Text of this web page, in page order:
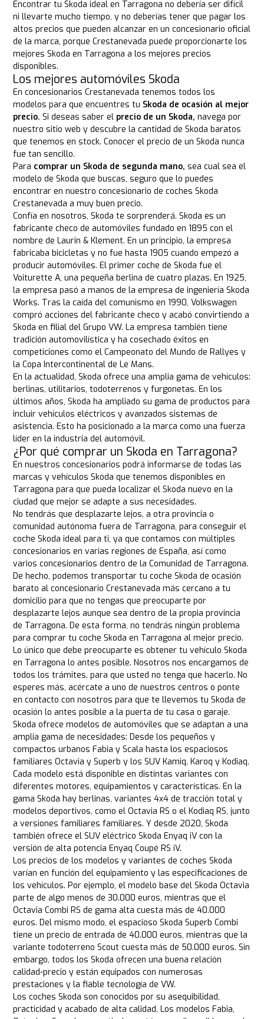
Encontrar tu Skoda ideal en Tarragona no debería ser difícil
ni llevarte mucho tiempo, y no deberías tener que pagar los
altos precios que pueden alcanzar en un concesionario oficial
de la marca, porque Crestanevada puede proporcionarte los
mejores Skoda en Tarragona a los mejores precios
disponibles.
Los mejores automóviles Skoda
En concesionarios Crestanevada tenemos todos los
modelos para que encuentres tu Skoda de ocasión al mejor
precio. Si deseas saber el precio de un Skoda, navega por
nuestro sitio web y descubre la cantidad de Skoda baratos
que tenemos en stock. Conocer el precio de un Skoda nunca
fue tan sencillo.
Para comprar un Skoda de segunda mano, sea cual sea el
modelo de Skoda que buscas, seguro que lo puedes
encontrar en nuestro concesionario de coches Skoda
Crestanevada a muy buen precio.
Confía en nosotros, Skoda te sorprenderá. Skoda es un
fabricante checo de automóviles fundado en 1895 con el
nombre de Laurin & Klement. En un principio, la empresa
fabricaba bicicletas y no fue hasta 1905 cuando empezó a
producir automóviles. El primer coche de Skoda fue el
Voiturette A, una pequeña berlina de cuatro plazas. En 1925,
la empresa pasó a manos de la empresa de ingeniería Skoda
Works. Tras la caída del comunismo en 1990, Volkswagen
compró acciones del fabricante checo y acabó convirtiendo a
Skoda en filial del Grupo VW. La empresa también tiene
tradición automovilística y ha cosechado éxitos en
competiciones como el Campeonato del Mundo de Rallyes y
la Copa Intercontinental de Le Mans.
En la actualidad, Skoda ofrece una amplia gama de vehículos:
berlinas, utilitarios, todoterrenos y furgonetas. En los
últimos años, Skoda ha ampliado su gama de productos para
incluir vehículos eléctricos y avanzados sistemas de
asistencia. Esto ha posicionado a la marca como una fuerza
líder en la industria del automóvil.
¿Por qué comprar un Skoda en Tarragona?
En nuestros concesionarios podrá informarse de todas las
marcas y vehículos Skoda que tenemos disponibles en
Tarragona para que pueda localizar el Skoda nuevo en la
ciudad que mejor se adapte a sus necesidades.
No tendrás que desplazarte lejos, a otra provincia o
comunidad autónoma fuera de Tarragona, para conseguir el
coche Skoda ideal para ti, ya que contamos con múltiples
concesionarios en varias regiones de España, así como
varios concesionarios dentro de la Comunidad de Tarragona.
De hecho, podemos transportar tu coche Skoda de ocasión
barato al concesionario Crestanevada más cercano a tu
domicilio para que no tengas que preocuparte por
desplazarte lejos aunque sea dentro de la propia provincia
de Tarragona. De esta forma, no tendrás ningún problema
para comprar tu coche Skoda en Tarragona al mejor precio.
Lo único que debe preocuparte es obtener tu vehículo Skoda
en Tarragona lo antes posible. Nosotros nos encargamos de
todos los trámites, para que usted no tenga que hacerlo. No
esperes más, acércate a uno de nuestros centros o ponte
en contacto con nosotros para que te llevemos tu Skoda de
ocasión lo antes posible a la puerta de tu casa o garaje.
Skoda ofrece modelos de automóviles que se adaptan a una
amplia gama de necesidades: Desde los pequeños y
compactos urbanos Fabia y Scala hasta los espaciosos
familiares Octavia y Superb y los SUV Kamiq, Karoq y Kodiaq.
Cada modelo está disponible en distintas variantes con
diferentes motores, equipamientos y características. En la
gama Skoda hay berlinas, variantes 4x4 de tracción total y
modelos deportivos, como el Octavia RS o el Kodiaq RS, junto
a versiones familiares familiares. Y desde 2020, Skoda
también ofrece el SUV eléctrico Skoda Enyaq iV con la
versión de alta potencia Enyaq Coupé RS iV.
Los precios de los modelos y variantes de coches Skoda
varían en función del equipamiento y las especificaciones de
los vehículos. Por ejemplo, el modelo base del Skoda Octavia
parte de algo menos de 30.000 euros, mientras que el
Octavia Combi RS de gama alta cuesta más de 40.000
euros. Del mismo modo, el espacioso Skoda Superb Combi
tiene un precio de entrada de 40.000 euros, mientras que la
variante todoterreno Scout cuesta más de 50.000 euros. Sin
embargo, todos los Skoda ofrecen una buena relación
calidad-precio y están equipados con numerosas
prestaciones y la fiable tecnología de VW.
Los coches Skoda son conocidos por su asequibilidad,
practicidad y acabado de alta calidad. Los modelos Fabia,